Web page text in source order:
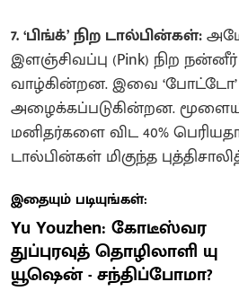
7. ‘பிங்க்’ நிற டால்பின்கள்:
இளஞ்சிவப்பு (Pink) நிற
வாழ்கின்றன. இவை ‘போட்டோ’
அழைக்கப்படுகின்றன.
மனிதர்களை விட 40%
டால்பின்கள் மிகுந்த
இதையும் படியுங்கள்:
Yu Youzhen: கோடீஸ்வர
துப்புரவுத் தொழிலாளி யு
யூஷென் - சந்திப்போமா?